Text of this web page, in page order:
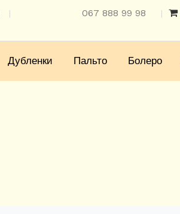
| 067 888 99 98 |
Дубленки Пальто Болеро